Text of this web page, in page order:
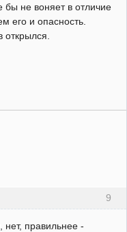
бы не воняет в отличие
его и опасность.
9
нет, правильнее -